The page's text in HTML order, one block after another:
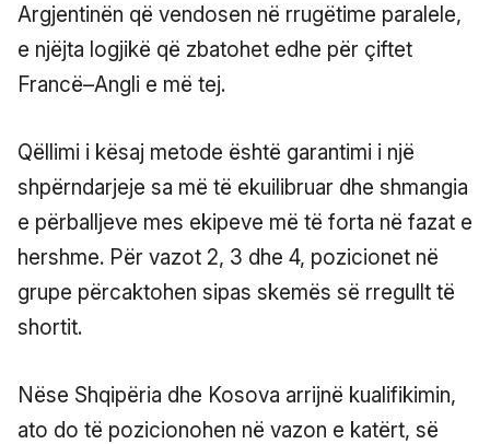
Argjentinën që vendosen në rrugëtime paralele,
e njëjta logjikë që zbatohet edhe për çiftet
Francë–Angli e më tej.
Qëllimi i kësaj metode është garantimi i një
shpërndarjeje sa më të ekuilibruar dhe shmangia
e përballjeve mes ekipeve më të forta në fazat e
hershme. Për vazot 2, 3 dhe 4, pozicionet në
grupe përcaktohen sipas skemës së rregullt të
shortit.
Nëse Shqipëria dhe Kosova arrijnë kualifikimin,
ato do të pozicionohen në vazon e katërt, së